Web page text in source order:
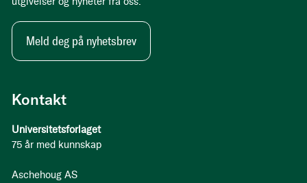
Kontakt
Universitetsforlaget
75 år med kunnskap
Aschehoug AS
Meld deg på nyhetsbrev